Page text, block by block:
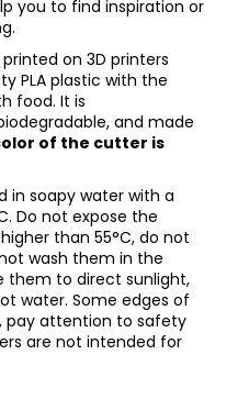
you to find inspiration or
on 3D printers
PLA plastic with the
food. It is
and made
of the cutter is
in soapy water with a
Do not expose the
than 55°C, do not
wash them in the
them to direct sunlight,
water. Some edges of
pay attention to safety
are not intended for